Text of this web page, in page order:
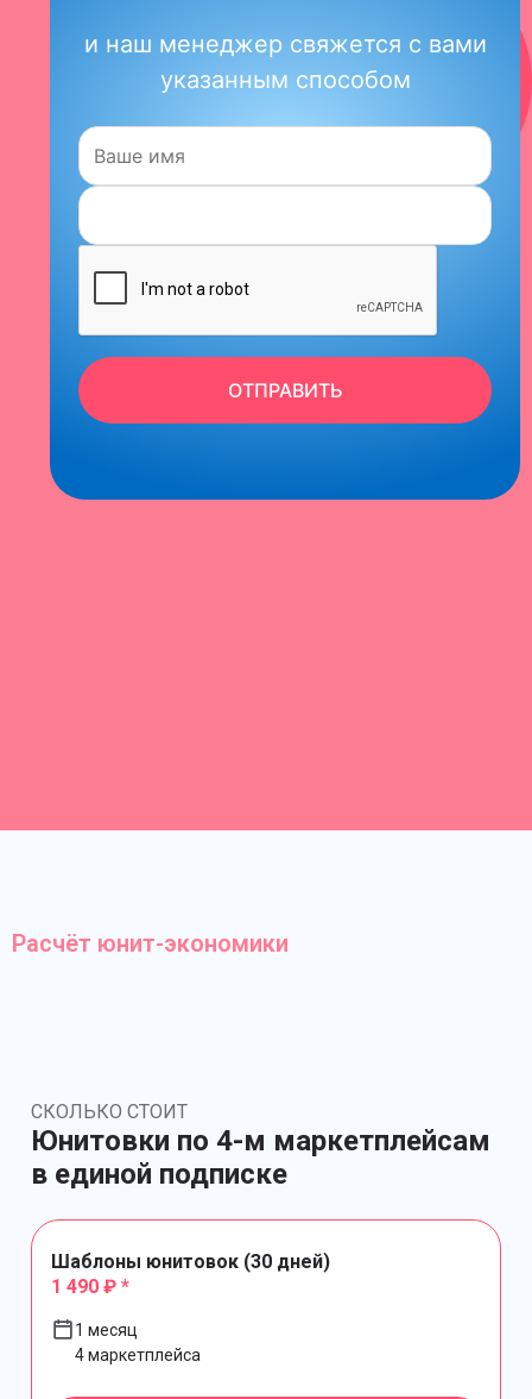
и наш менеджер свяжется с вами
указанным способом
Имя:
ОТПРАВИТЬ
Расчёт юнит-экономики
Юнитовки по 4-м маркетплейсам
в единой подписке
СКОЛЬКО СТОИТ
Шаблоны юнитовок (30 дней)
1 490 ₽ *
1 месяц
4 маркетплейса